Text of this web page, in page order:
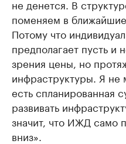
не денется. В
поменяем в
Потому что
предполагает пусть и
зрения цены, но
инфраструктуры. Я не
есть спланированная
развивать
значит, что ИЖД само
вниз».